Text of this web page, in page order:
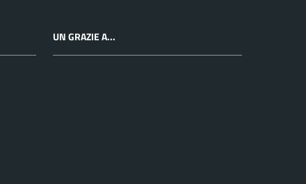
UN GRAZIE A...